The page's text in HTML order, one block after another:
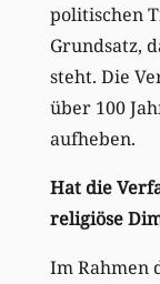
politischen
Grundsatz,
steht. Die
über 100
aufheben.
Hat die
religiöse
Im Rahmen